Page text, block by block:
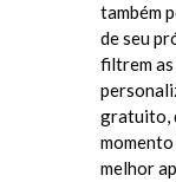
também
de seu
filtrem as
gratuito,
melhor